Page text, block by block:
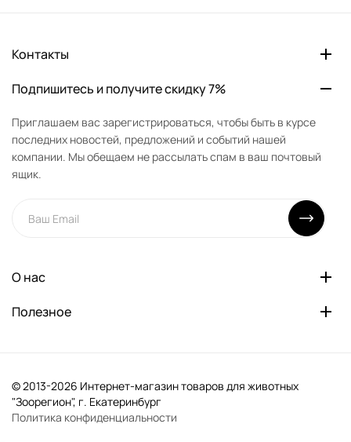
Контакты
Подпишитесь и получите скидку 7%
Приглашаем вас зарегистрироваться, чтобы быть в курсе
последних новостей, предложений и событий нашей
компании. Мы обещаем не рассылать спам в ваш почтовый
ящик.
О нас
Полезное
© 2013-2026 Интернет-магазин товаров для животных
"Зоорегион", г. Екатеринбург
Политика конфиденциальности